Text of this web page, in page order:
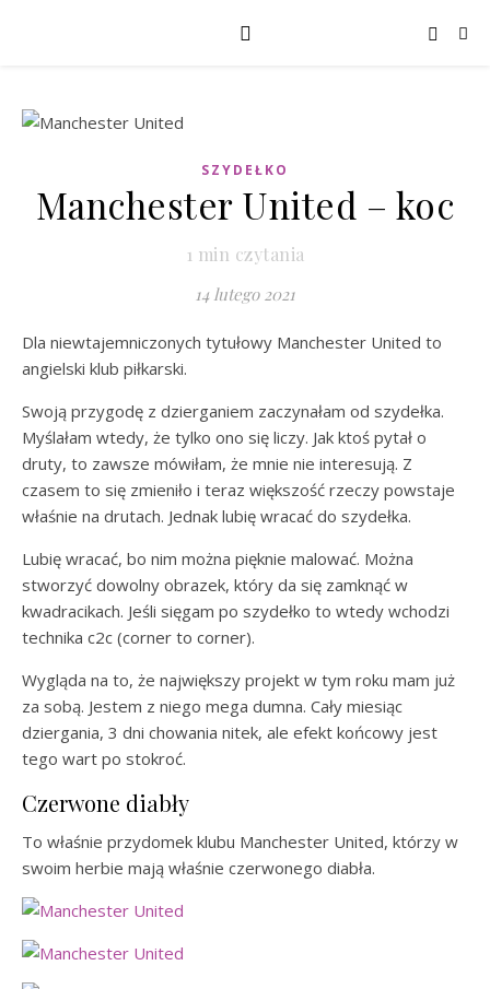
SZYDEŁKO
Manchester United – koc
1 min czytania
14 lutego 2021
Dla niewtajemniczonych tytułowy Manchester United to
angielski klub piłkarski.
Swoją przygodę z dzierganiem zaczynałam od szydełka.
Myślałam wtedy, że tylko ono się liczy. Jak ktoś pytał o
druty, to zawsze mówiłam, że mnie nie interesują. Z
czasem to się zmieniło i teraz większość rzeczy powstaje
właśnie na drutach. Jednak lubię wracać do szydełka.
Lubię wracać, bo nim można pięknie malować. Można
stworzyć dowolny obrazek, który da się zamknąć w
kwadracikach. Jeśli sięgam po szydełko to wtedy wchodzi
technika c2c (corner to corner).
Wygląda na to, że największy projekt w tym roku mam już
za sobą. Jestem z niego mega dumna. Cały miesiąc
dziergania, 3 dni chowania nitek, ale efekt końcowy jest
tego wart po stokroć.
Czerwone diabły
To właśnie przydomek klubu Manchester United, którzy w
swoim herbie mają właśnie czerwonego diabła.